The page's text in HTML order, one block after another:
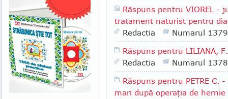
Răspuns pentru VIOREL -
tratament naturist pentru
Redactia
Numarul 1379
Răspuns pentru LILIANA,
Redactia
Numarul 1378
Răspuns pentru PETRE
mari după operaţia de hernie